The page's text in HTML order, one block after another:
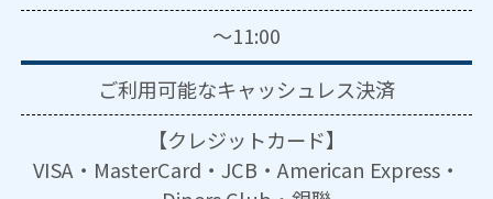
～11:00
ご利用可能なキャッシュレス決済
【クレジットカード】
VISA・MasterCard・JCB・American Express・